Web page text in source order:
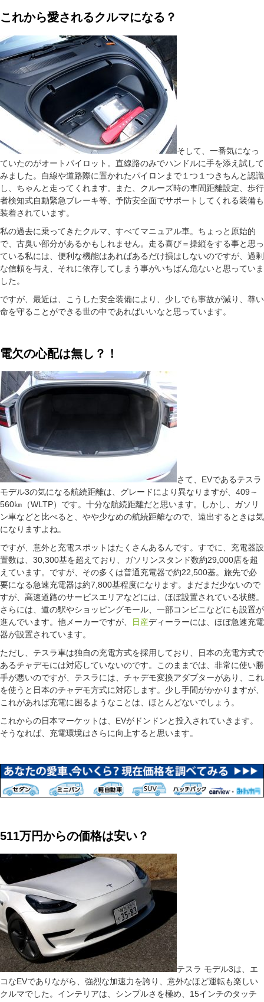
これから愛されるクルマになる？
そして、一番気になっ
ていたのがオートパイロット。直線路のみでハンドルに手を添え試して
みました。白線や道路際に置かれたパイロンまで１つ１つきちんと認識
し、ちゃんと走ってくれます。また、クルーズ時の車間距離設定、歩行
者検知式自動緊急ブレーキ等、予防安全面でサポートしてくれる装備も
装着されています。
私の過去に乗ってきたクルマ、すべてマニュアル車。ちょっと原始的
で、古臭い部分があるかもしれません。走る喜び＝操縦をする事と思っ
ている私には、便利な機能はあればあるだけ損はしないのですが、過剰
な信頼を与え、それに依存してしまう事がいちばん危ないと思っていま
した。
ですが、最近は、こうした安全装備により、少しでも事故が減り、尊い
命を守ることができる世の中であればいいなと思っています。
電欠の心配は無し？！
さて、EVであるテスラ
モデル3の気になる航続距離は、グレードにより異なりますが、409～
560㎞（WLTP）です。十分な航続距離だと思います。しかし、ガソリ
ン車などと比べると、やや少なめの航続距離なので、遠出するときは気
になりますよね。
ですが、意外と充電スポットはたくさんあるんです。すでに、充電器設
置数は、30,300基を超えており、ガソリンスタンド数約29,000店を超
えています。ですが、その多くは普通充電器で約22,500基。旅先で必
要になる急速充電器は約7,800基程度になります。まだまだ少ないので
すが、高速道路のサービスエリアなどには、ほぼ設置されている状態。
さらには、道の駅やショッピングモール、一部コンビニなどにも設置が
進んでいます。他メーカーですが、
日産ディーラーには、ほぼ急速充電
器が設置されています。
ただし、テスラ車は独自の充電方式を採用しており、日本の充電方式で
あるチャデモには対応していないのです。このままでは、非常に使い勝
手が悪いのですが、テスラには、チャデモ変換アダプターがあり、これ
を使うと日本のチャデモ方式に対応します。少し手間がかかりますが、
これがあれば充電に困るようなことは、ほとんどないでしょう。
これからの日本マーケットは、EVがドンドンと投入されていきます。
そうなれば、充電環境はさらに向上すると思います。
511万円からの価格は安い？
テスラ モデル3は、エ
コなEVでありながら、強烈な加速力を誇り、意外なほど運転も楽しい
クルマでした。インテリアは、シンプルさを極め、15インチのタッチ